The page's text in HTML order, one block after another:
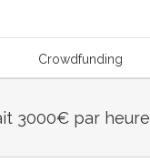
Crowdfunding
3000€ par heure